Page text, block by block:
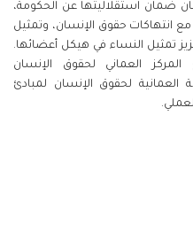
ضمان استقلاليتها عن الحكومة،
انتهاكات حقوق الإنسان، وتمثيل
تمثيل النساء في هيكل أعضائها.
العماني لحقوق الإنسان
العمانية لحقوق الإنسان لمبادئ